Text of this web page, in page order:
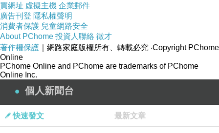
每個組裝的點都有編號，只要按照編號來組裝就可以了！
買網址 虛擬主機 企業郵件
廣告刊登 隱私權聲明
消費者保護 兒童網路安全
About PChome 投資人聯絡 徵才
著作權保護 ｜網路家庭版權所有、轉載必究 ‧Copyright PChome
Online
PChome Online and PChome are trademarks of PChome
Online Inc.
個人新聞台
快速發文 最新文章